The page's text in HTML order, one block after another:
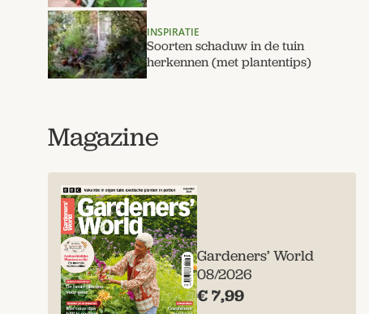
INSPIRATIE
Soorten schaduw in de tuin
herkennen (met plantentips)
Magazine
Gardeners’ World
08/2026
€ 7,99